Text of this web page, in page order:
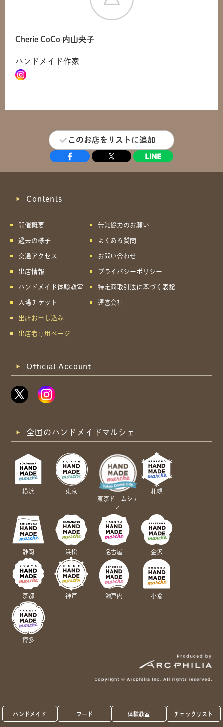
ハンドメイド フード 体験教室 チェックリスト
Cherie CoCo 内山央子
ハンドメイド作家
このお店をリストに追加
Contents
開催概要
過去の様子
交通アクセス
出店情報
ハンドメイド体験教室
入場チケット
出店お申し込み
出店者専用ページ
告知協力のお願い
よくある質問
お問い合わせ
プライバシーポリシー
特定商取引法に基づく表記
運営会社
Official Account
全国のハンドメイドマルシェ
横浜
東京
東京ドームシテ
ィ
札幌
静岡 浜松 名古屋 金沢
京都 神戸 瀬戸内 小倉
博多